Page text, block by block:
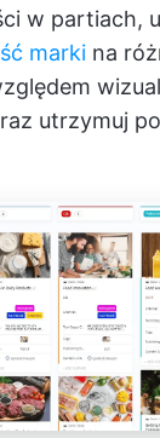
w partiach,
marki na
utrzymuj